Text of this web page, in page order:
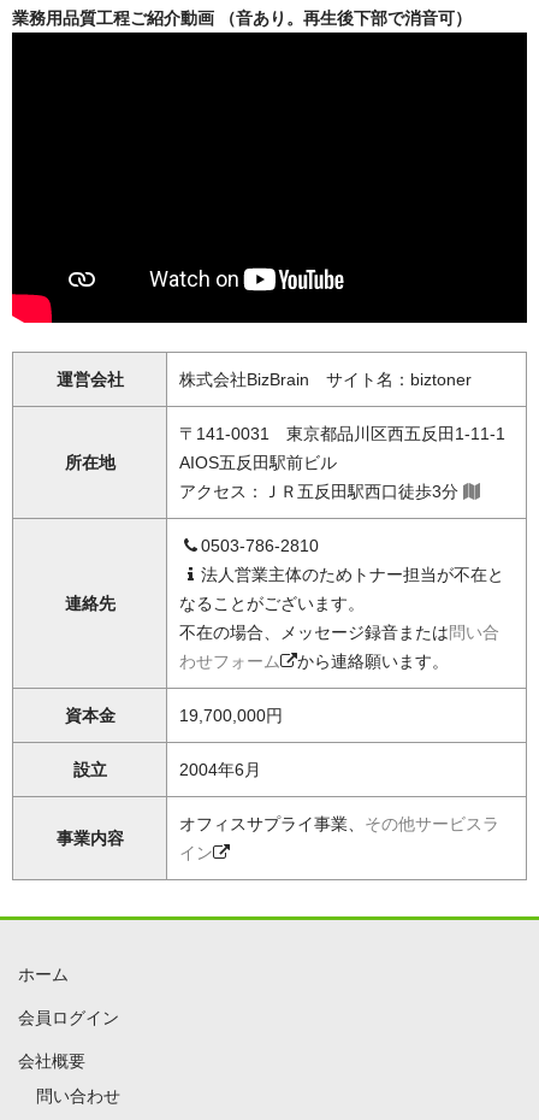
業務用品質工程ご紹介動画 （音あり。再生後下部で消音可）
運営会社 株式会社BizBrain サイト名：biztoner
所在地
〒141-0031 東京都品川区西五反田1-11-1
AIOS五反田駅前ビル
アクセス：ＪＲ五反田駅西口徒歩3分
連絡先
0503-786-2810
法人営業主体のためトナー担当が不在と
なることがございます。
不在の場合、メッセージ録音または問い合
わせフォーム
から連絡願います。
資本金 19,700,000円
設立 2004年6月
事業内容
オフィスサプライ事業、 その他サービスラ
イン
ホーム
会員ログイン
会社概要
問い合わせ